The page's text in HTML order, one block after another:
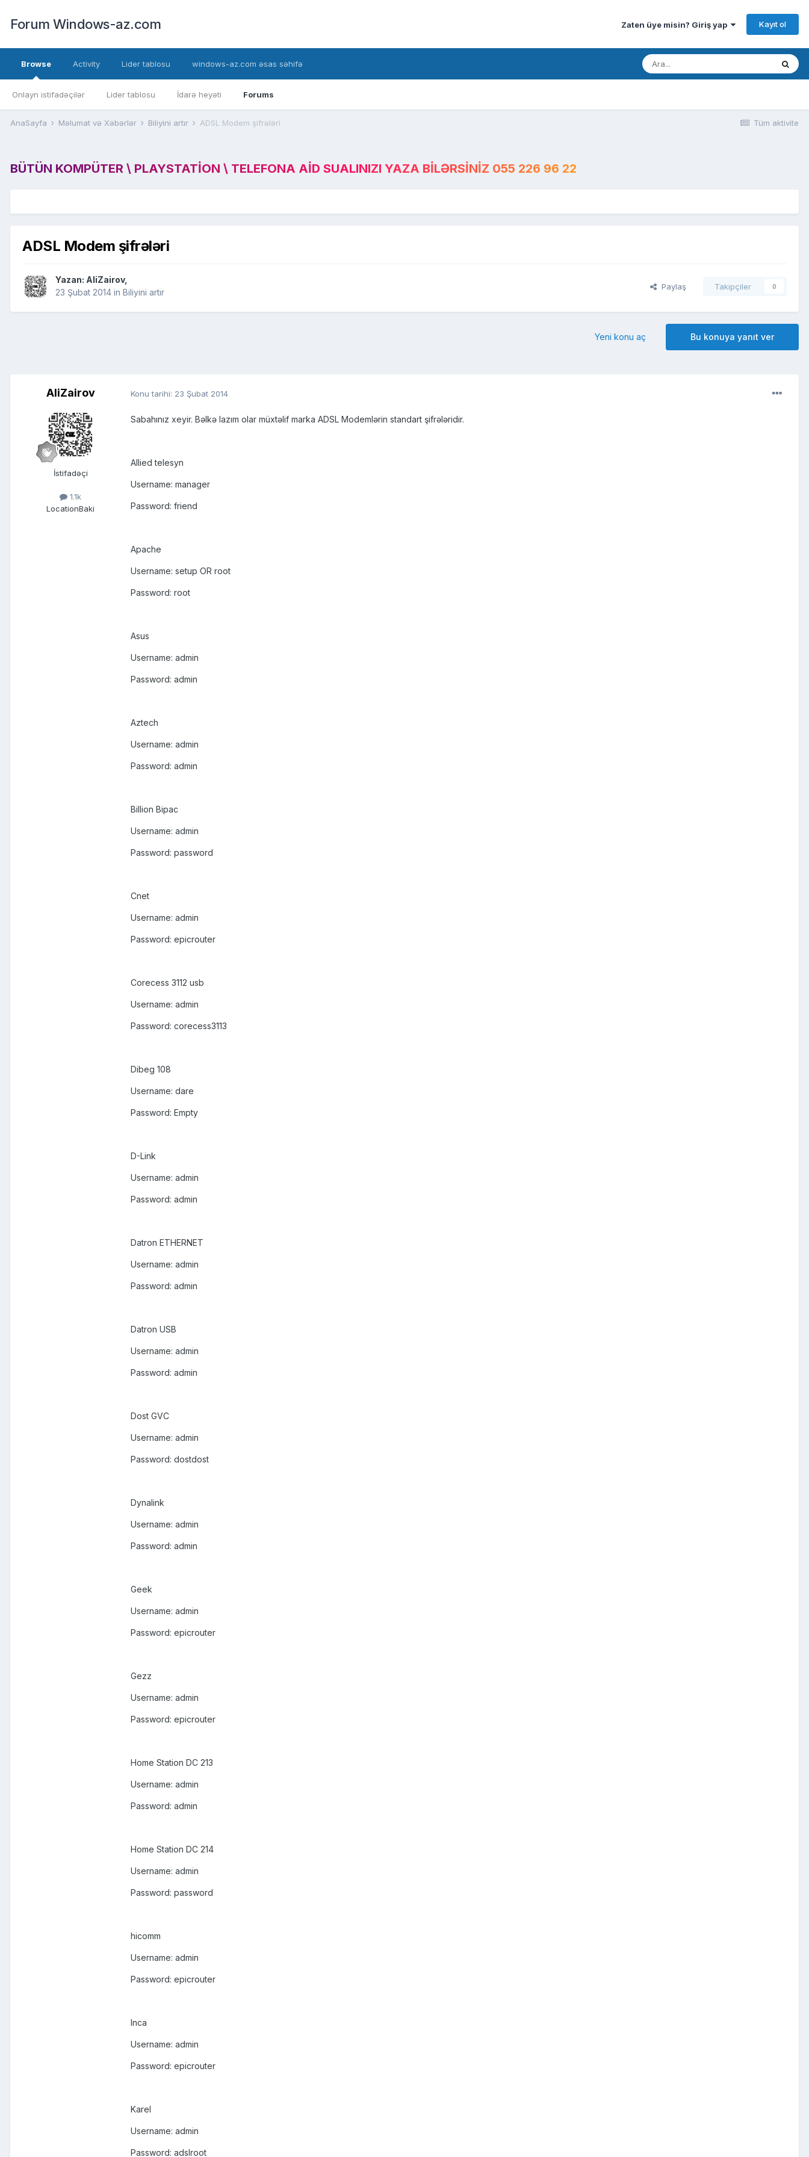
Forum Windows-az.com Zaten üye misin? Giriş yap Kayıt ol
Browse
Onlayn istifadəçilər Lider tablosu İdarə heyəti Forums
Activity Lider tablosu windows-az.com əsas səhifə
Tüm aktivite
AnaSayfa Məlumat və Xəbərlər Biliyini artır ADSL Modem şifrələri
BÜTÜN KOMPÜTER \ PLAYSTATION \ TELEFONA AID SUALINIZI YAZA BILƏRSINIZ 055 226 96 22
ADSL Modem şifrələri
Yazan: AliZairov,
23 Şubat 2014 in Biliyini artır
Paylaş Takipçiler 0
Bu konuya yanıt ver
Yeni konu aç
AliZairov
İstifadəçi
1.1k
LocationBaki
Konu tarihi: 23 Şubat 2014
Sabahınız xeyir. Bəlkə lazım olar müxtəlif marka ADSL Modemlərin standart şifrələridir.
Allied telesyn
Username: manager
Password: friend
Apache
Username: setup OR root
Password: root
Asus
Username: admin
Password: admin
Aztech
Username: admin
Password: admin
Billion Bipac
Username: admin
Password: password
Cnet
Username: admin
Password: epicrouter
Corecess 3112 usb
Username: admin
Password: corecess3113
Dibeg 108
Username: dare
Password: Empty
D-Link
Username: admin
Password: admin
Datron ETHERNET
Username: admin
Password: admin
Datron USB
Username: admin
Password: admin
Dost GVC
Username: admin
Password: dostdost
Dynalink
Username: admin
Password: admin
Geek
Username: admin
Password: epicrouter
Gezz
Username: admin
Password: epicrouter
Home Station DC 213
Username: admin
Password: admin
Home Station DC 214
Username: admin
Password: password
hicomm
Username: admin
Password: epicrouter
Inca
Username: admin
Password: epicrouter
Karel
Username: admin
Password: adslroot